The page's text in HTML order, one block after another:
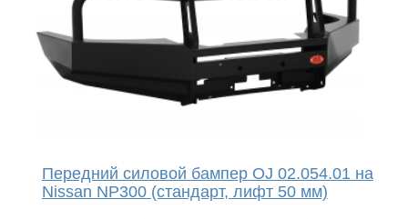
Передний силовой бампер OJ 02.054.01 на
Nissan NP300 (стандарт, лифт 50 мм)